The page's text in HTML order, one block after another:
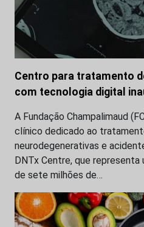
Centro para tratamento
com tecnologia digital
A Fundação Champalimaud
clínico dedicado ao
neurodegenerativas e
DNTx Centre, que
de sete milhões de…